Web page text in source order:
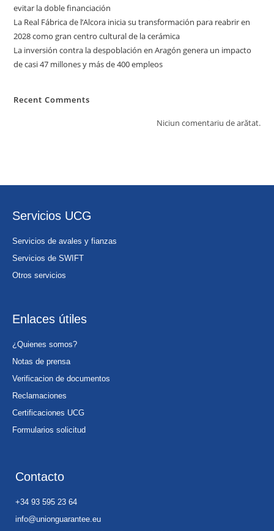
evitar la doble financiación
La Real Fábrica de l’Alcora inicia su transformación para reabrir en
2028 como gran centro cultural de la cerámica
La inversión contra la despoblación en Aragón genera un impacto
de casi 47 millones y más de 400 empleos
Recent Comments
Niciun comentariu de arătat.
Servicios UCG
Servicios de avales y fianzas
Servicios de SWIFT
Otros servicios
Enlaces útiles
¿Quienes somos?
Notas de prensa
Verificacion de documentos
Reclamaciones
Certificaciones UCG
Formularios solicitud
Contacto
+34 93 595 23 64
info@unionguarantee.eu